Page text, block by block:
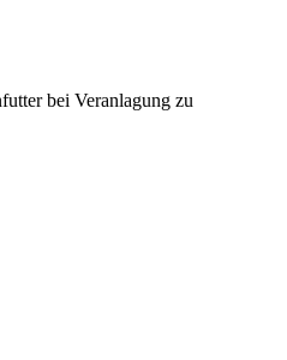
bei Veranlagung zu